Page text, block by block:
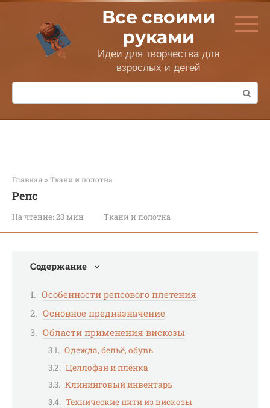
Перейти
контенту
Все своими
руками
Идеи для творчества для
взрослых и детей
Поиск:
Главная » Ткани и полотна
Репс
На чтение: 23 мин Ткани и полотна
Содержание
Особенности репсового плетения
Основное предназначение
Области применения вискозы
Одежда, бельё, обувь
Целлофан и плёнка
Клининговый инвентарь
Технические нити из вискозы